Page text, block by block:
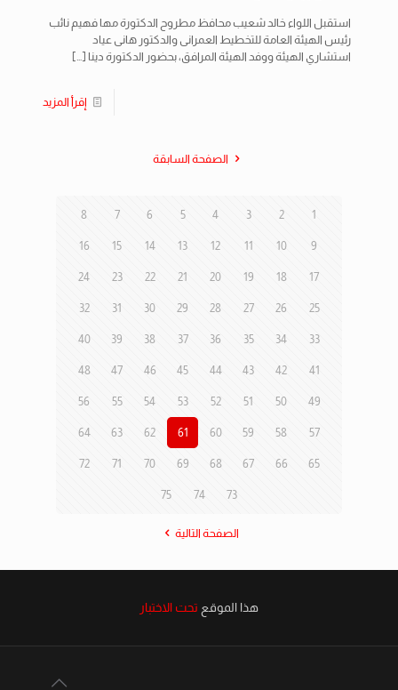
استقبل اللواء خالد شعيب محافظ مطروح الدكتورة مها فهيم نائب
رئيس الهيئة العامة للتخطيط العمرانى والدكتور هانى عياد
استشاري الهيئة ووفد الهيئة المرافق، بحضور الدكتورة دينا […]
إقرأ المزيد
الصفحة السابقة
1
2
3
4
5
6
7
8
9
10
11
12
13
14
15
16
17
18
19
20
21
22
23
24
25
26
27
28
29
30
31
32
33
34
35
36
37
38
39
40
41
42
43
44
45
46
47
48
49
50
51
52
53
54
55
56
57
58
59
60
61
62
63
64
65
66
67
68
69
70
71
72
73
74
75
الصفحة التالية
هذا الموقع تحت الاختبار